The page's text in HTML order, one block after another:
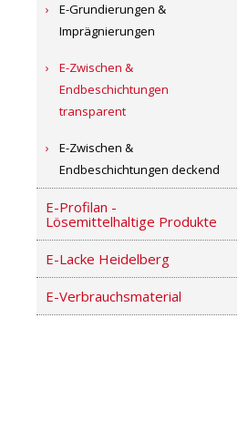
E-Grundierungen &
Imprägnierungen
E-Zwischen &
Endbeschichtungen
transparent
E-Zwischen &
Endbeschichtungen deckend
E-Profilan -
Lösemittelhaltige Produkte
E-Lacke Heidelberg
E-Verbrauchsmaterial